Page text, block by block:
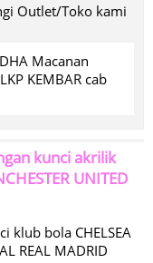
Outlet/Toko kami
Macanan
KEMBAR cab
kunci akrilik
UNITED
klub bola CHELSEA
REAL MADRID